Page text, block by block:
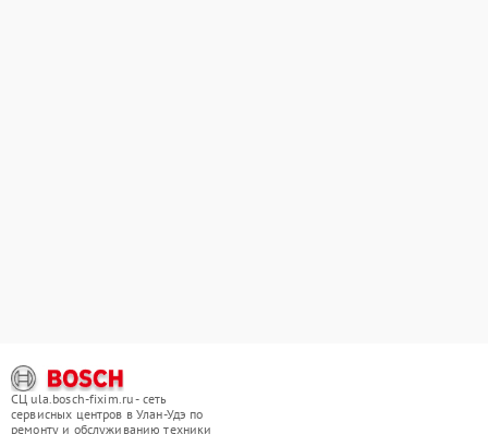
СЦ ula.bosch-fixim.ru - сеть
сервисных центров в Улан-Удэ по
ремонту и обслуживанию техники